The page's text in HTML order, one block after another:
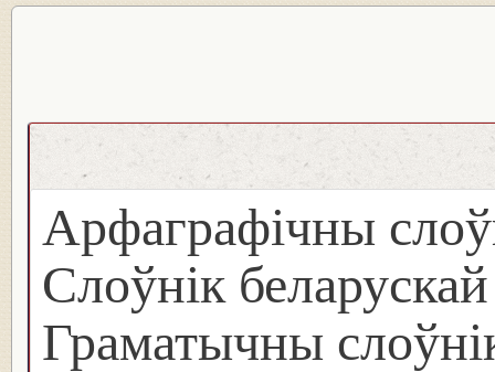
Арфаграфічны
Слоўнік
Граматычны